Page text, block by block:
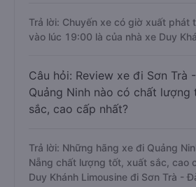
Trả lời: Chuyến xe có giờ xuất phát
vào lúc 19:00 là của nhà xe Duy
Câu hỏi: Review xe đi Sơn Trà
Quảng Ninh nào có chất lượng
sắc, cao cấp nhất?
Trả lời: Những hãng xe đi Quảng
Nẵng chất lượng tốt, xuất sắc, cao
Duy Khánh Limousine đi Sơn Trà -